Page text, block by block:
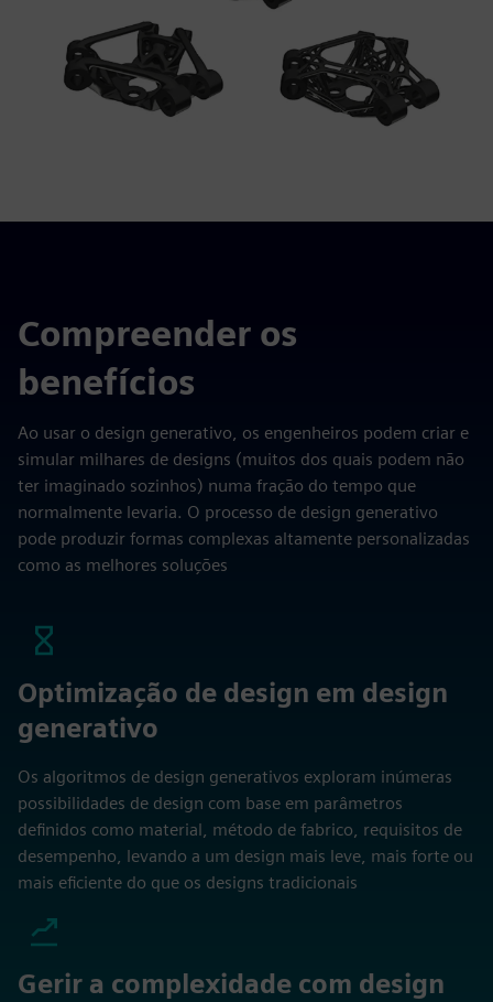
Compreender os
benefícios
Ao usar o design generativo, os engenheiros podem criar e
simular milhares de designs (muitos dos quais podem não
ter imaginado sozinhos) numa fração do tempo que
normalmente levaria. O processo de design generativo
pode produzir formas complexas altamente personalizadas
como as melhores soluções
Optimização de design em design
generativo
Os algoritmos de design generativos exploram inúmeras
possibilidades de design com base em parâmetros
definidos como material, método de fabrico, requisitos de
desempenho, levando a um design mais leve, mais forte ou
mais eficiente do que os designs tradicionais
Gerir a complexidade com design